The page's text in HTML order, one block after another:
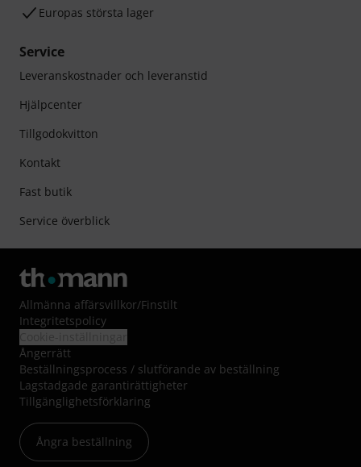
Europas största lager
Service
Leveranskostnader och leveranstid
Hjälpcenter
Tillgodokvitton
Kontakt
Fast butik
Service överblick
Allmänna affärsvillkor/Finstilt
Integritetspolicy
Ångerrätt
Beställningsprocess / slutförande av beställning
Lagstadgade garantirättigheter
Tillgänglighetsförklaring
Ångra beställning